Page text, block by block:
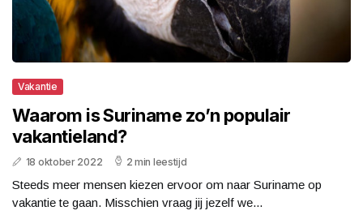
Vakantie
Waarom is Suriname zo’n populair
vakantieland?
18 oktober 2022 2 min leestijd
Steeds meer mensen kiezen ervoor om naar Suriname op
vakantie te gaan. Misschien vraag jij jezelf we...